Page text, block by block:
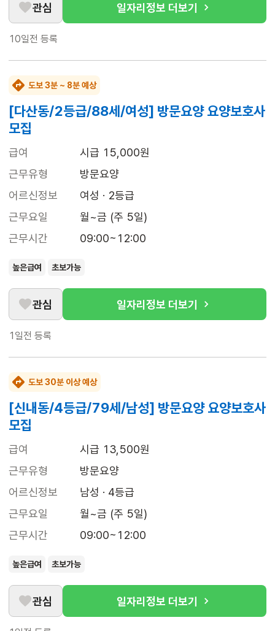
관심 일자리정보 더보기
10일전 등록
도보 3분 ~ 8분 예상
[다산동/2등급/88세/여성] 방문요양 요양보호사
모집
급여
시급 15,000원
근무유형
방문요양
어르신정보
여성 · 2등급
근무요일
월~금 (주 5일)
근무시간
09:00~12:00
높은급여 초보가능
관심 일자리정보 더보기
1일전 등록
도보 30분 이상 예상
[신내동/4등급/79세/남성] 방문요양 요양보호사
모집
급여
시급 13,500원
근무유형
방문요양
어르신정보
남성 · 4등급
근무요일
월~금 (주 5일)
근무시간
09:00~12:00
높은급여 초보가능
관심 일자리정보 더보기